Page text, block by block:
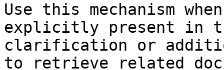
Use this mechanism
explicitly present in
clarification or